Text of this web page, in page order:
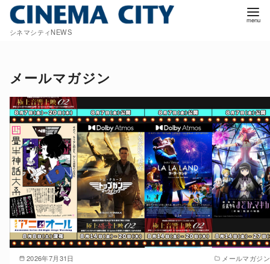
シネマシティNEWS
メールマガジン
2026年7月31日 メールマガジン